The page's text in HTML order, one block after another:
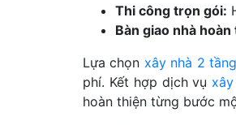
Thi công trọn gói:
Bàn giao nhà hoàn
Lựa chọn xây nhà 2
phí. Kết hợp dịch vụ
hoàn thiện từng bước